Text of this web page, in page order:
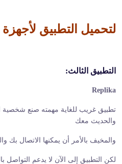
لتحميل التطبيق لأجهزة
التطبيق الثالث:
Replika
تطبيق غريب للغاية مهمته صنع شخصية
والحديث معك
والمخيف بالأمر أن يمكنها الاتصال
لكن التطبيق إلى الآن لا يدعم التواصل